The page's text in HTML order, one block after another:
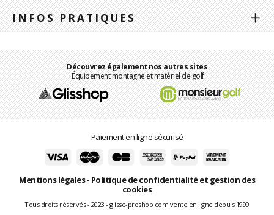
INFOS PRATIQUES
Découvrez également nos autres sites
Équipement montagne et matériel de golf
Paiement en ligne sécurisé
Mentions légales- Politique de confidentialité et gestion des
cookies
Tous droits réservés - 2023 - glisse-proshop.com vente en ligne depuis 1999